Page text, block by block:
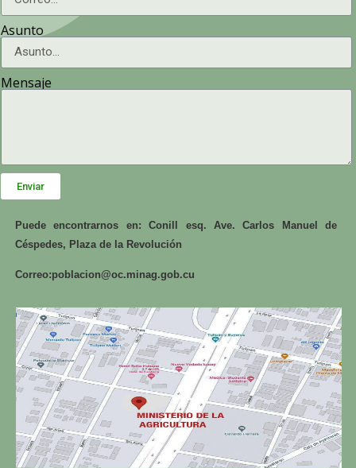
Asunto
Mensaje
Enviar
Puede encontrarnos en: Conill esq. Ave. Carlos Manuel de
Céspedes, Plaza de la Revolución
Correo:poblacion@oc.minag.gob.cu